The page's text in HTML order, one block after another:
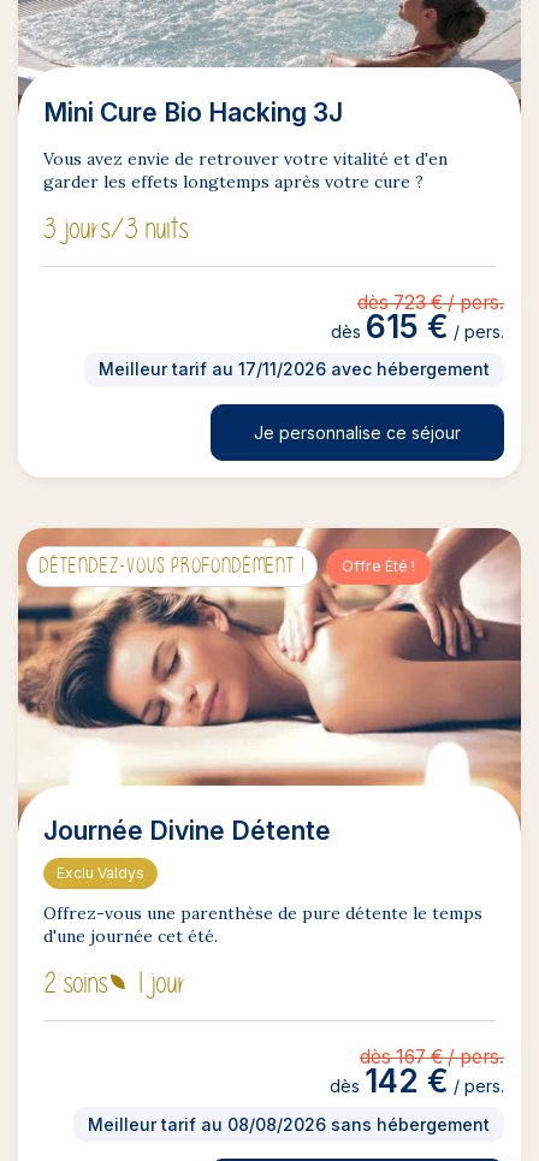
Mini Cure Bio Hacking 3J
Vous avez envie de retrouver votre vitalité et d'en
garder les effets longtemps après votre cure ?
3 jours/3 nuits
dès 723 € / pers.
dès 615 € / pers.
Meilleur tarif au 17/11/2026 avec hébergement
Je personnalise ce séjour
DÉTENDEZ-VOUS PROFONDÉMENT ! Offre Été !
Journée Divine Détente
Exclu Valdys
Offrez-vous une parenthèse de pure détente le temps
d'une journée cet été.
2 soins 1 jour
dès 167 € / pers.
dès 142 € / pers.
Meilleur tarif au 08/08/2026 sans hébergement